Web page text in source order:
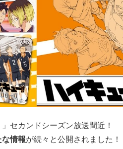
」セカンドシーズン放送間近！
な情報が続々と公開されました！